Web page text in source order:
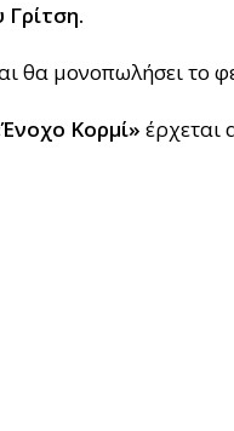
Γρίτση.
μονοπωλήσει το
Κορμί» έρχεται